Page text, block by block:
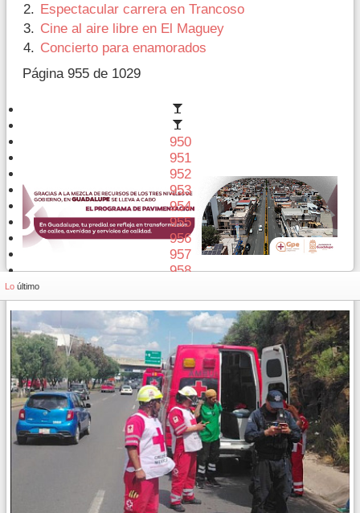
Espectacular carrera en Trancoso
Cine al aire libre en El Maguey
Concierto para enamorados
Página 955 de 1029
950
951
952
953
954
955
956
957
958
Lo último